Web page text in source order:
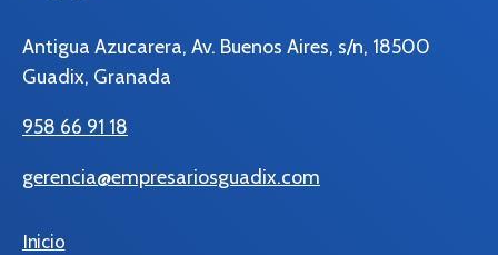
Antigua Azucarera, Av. Buenos Aires, s/n, 18500
Guadix, Granada
958 66 91 18
gerencia@empresariosguadix.com
Inicio